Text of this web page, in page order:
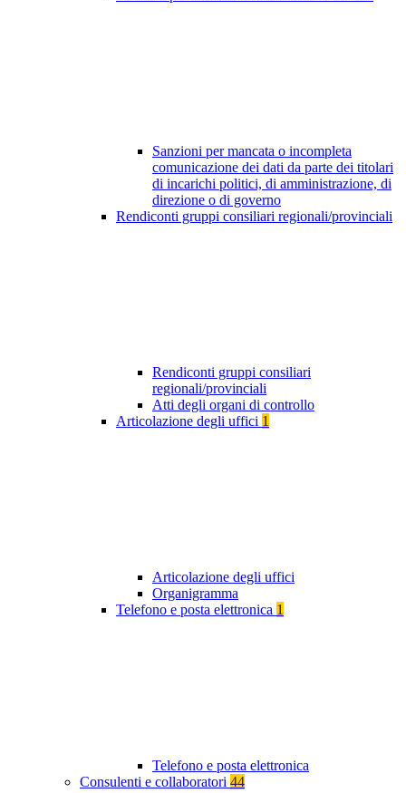
Sanzioni per mancata o incompleta
comunicazione dei dati da parte dei titolari
di incarichi politici, di amministrazione, di
direzione o di governo
Rendiconti gruppi consiliari regionali/provinciali
Rendiconti gruppi consiliari
regionali/provinciali
Atti degli organi di controllo
Articolazione degli uffici 1
Articolazione degli uffici
Organigramma
Telefono e posta elettronica 1
Telefono e posta elettronica
Consulenti e collaboratori 44